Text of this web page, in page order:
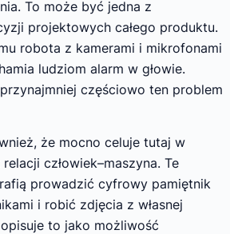
To może być jedna z
projektowych całego produktu.
robota z kamerami i mikrofonami
ludziom alarm w głowie.
częściowo ten problem
że mocno celuje tutaj w
człowiek–maszyna. Te
prowadzić cyfrowy pamiętnik
i robić zdjęcia z własnej
to jako możliwość